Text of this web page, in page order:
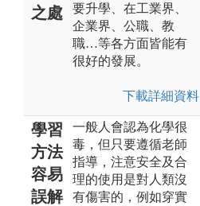
之處
要升學、在工業界、
企業界、公職、教
職…等各方面皆能有
很好的發展。
下載詳細資料
學習
方法
容易
誤解
一般人會認為化學很
毒，但只要遵循老師
指導，注意安全及合
理的使用是對人類沒
有傷害的，例如穿實